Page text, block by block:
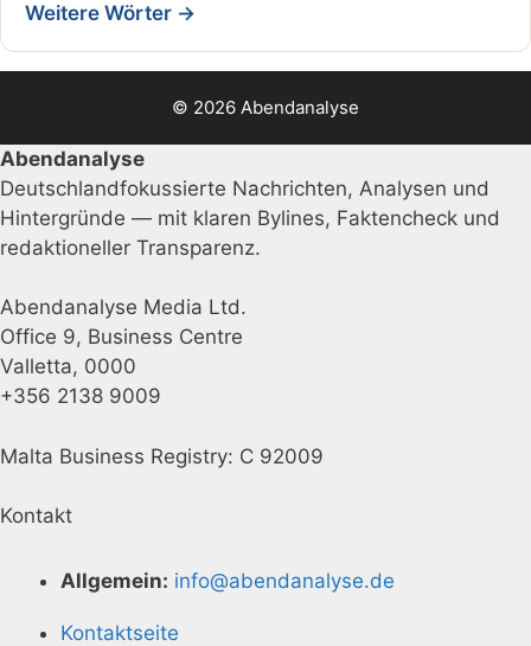
Weitere Wörter →
© 2026 Abendanalyse
Abendanalyse
Deutschlandfokussierte Nachrichten, Analysen und
Hintergründe — mit klaren Bylines, Faktencheck und
redaktioneller Transparenz.
Abendanalyse Media Ltd.
Office 9, Business Centre
Valletta, 0000
+356 2138 9009
Malta Business Registry: C 92009
Kontakt
Allgemein: info@abendanalyse.de
Kontaktseite